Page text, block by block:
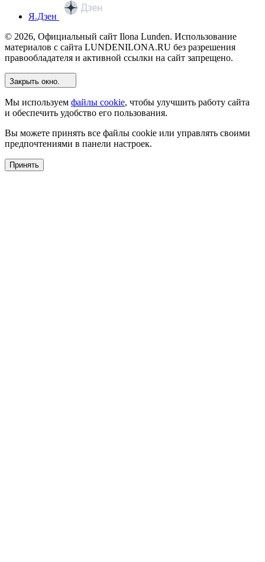
Я.Дзен
© 2026, Официальный сайт Ilona Lunden. Использование
материалов с сайта LUNDENILONA.RU без разрешения
правообладателя и активной ссылки на сайт запрещено.
Закрыть окно.
Мы используем файлы cookie, чтобы улучшить работу сайта
и обеспечить удобство его пользования.
Вы можете принять все файлы cookie или управлять своими
предпочтениями в панели настроек.
Принять